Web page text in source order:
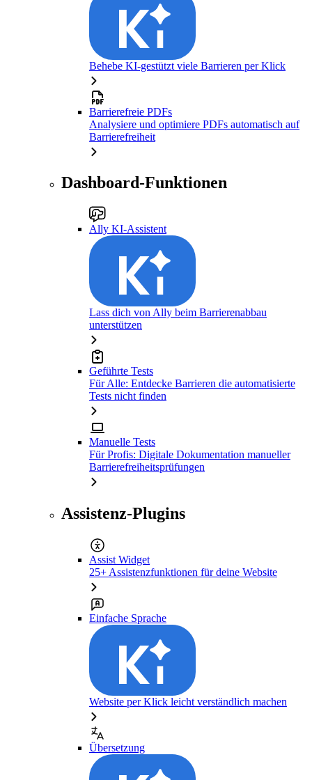
Behebe KI-gestützt viele Barrieren per Klick
Barrierefreie PDFs
Analysiere und optimiere PDFs automatisch auf
Barrierefreiheit
Dashboard-Funktionen
Ally KI-Assistent
Lass dich von Ally beim Barrierenabbau
unterstützen
Geführte Tests
Für Alle: Entdecke Barrieren die automatisierte
Tests nicht finden
Manuelle Tests
Für Profis: Digitale Dokumentation manueller
Barrierefreiheitsprüfungen
Assistenz-Plugins
Assist Widget
25+ Assistenzfunktionen für deine Website
Einfache Sprache
Website per Klick leicht verständlich machen
Übersetzung